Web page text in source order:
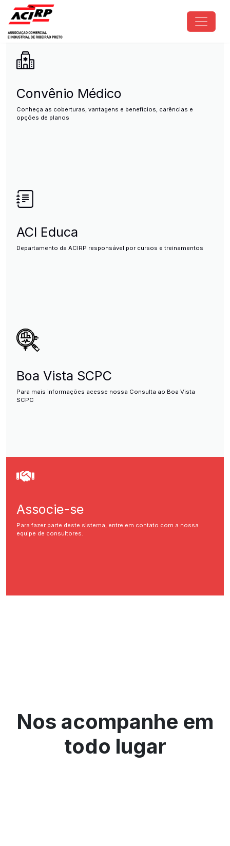
Pular para o conteúdo principal
ACIRP - Associação Comercial
Convênio Médico
Conheça as coberturas, vantagens e benefícios, carências e
opções de planos
ACI Educa
Departamento da ACIRP responsável por cursos e treinamentos
Boa Vista SCPC
Para mais informações acesse nossa Consulta ao Boa Vista
SCPC
Associe-se
Para fazer parte deste sistema, entre em contato com a nossa
equipe de consultores.
Nos acompanhe em
todo lugar